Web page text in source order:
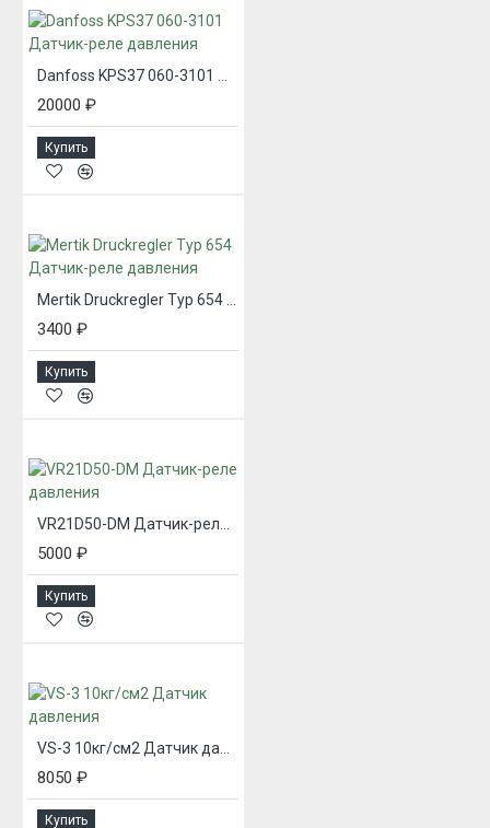
Danfoss KPS37 060-3101 Датчик-реле давления
20000 ₽
Купить
Mertik Druckregler Tyр 654 Датчик-реле давления
3400 ₽
Купить
5000 ₽
Купить
8050 ₽
Купить